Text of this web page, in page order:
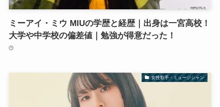
ミーアイ・ミウ MIUの学歴と経歴｜出身は一宮高校！
大学や中学校の偏差値｜勉強が得意だった！
女性歌手・ミュージシャン